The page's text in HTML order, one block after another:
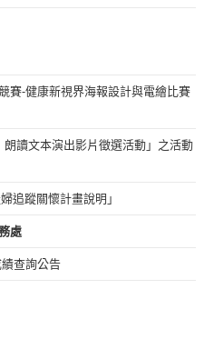
賽-健康新視界海報設計與電繪比賽
讀文本演出影片徵選活動」之活動
追蹤關懷計畫說明」
處
查詢公告